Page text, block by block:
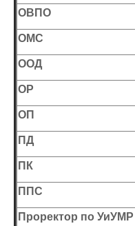
ОВПО
ОМС
ООД
ОР
ОП
ПД
ПК
ППС
Проректор по УиУМР